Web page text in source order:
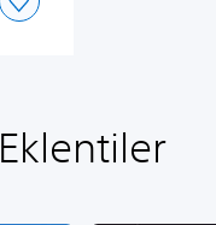
Eklentiler